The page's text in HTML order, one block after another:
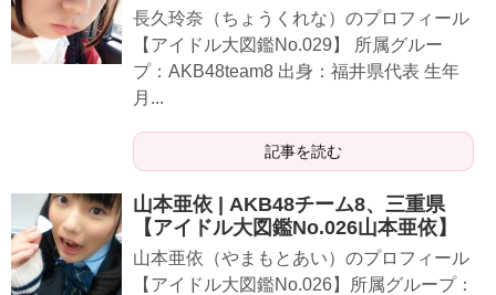
長久玲奈（ちょうくれな）のプロフィール
【アイドル大図鑑No.029】 所属グルー
プ：AKB48team8 出身：福井県代表 生年
月...
記事を読む
山本亜依 | AKB48チーム8、三重県
【アイドル大図鑑No.026山本亜依】
山本亜依（やまもとあい）のプロフィール
【アイドル大図鑑No.026】所属グループ：